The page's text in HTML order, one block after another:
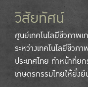
วิสัยทัศน์
ศูนย์เทคโนโลยีชีวภาพ
ระหว่างเทคโนโลยีชีว
ประเทศไทย ทำหน้าที่ย
เกษตรกรรมไทยให้ยั่งยื